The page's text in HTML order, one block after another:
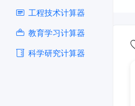
工程技术计算器
教育学习计算器
科学研究计算器